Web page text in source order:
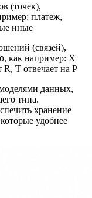
(точек),
платеж,
иные
(связей),
, как например: X
T отвечает на P
данных,
типа.
хранение
удобнее